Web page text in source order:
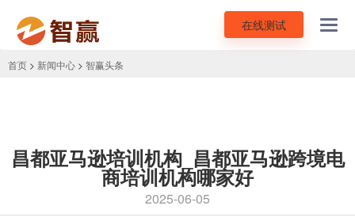
在线测试
首页 > 新闻中心 > 智赢头条
昌都亚马逊培训机构_昌都亚马逊跨境电
商培训机构哪家好
2025-06-05